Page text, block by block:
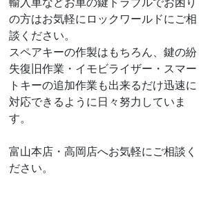
の方はお気軽にロックワールドにご相
談ください。
スペアキーの作製はもちろん、鍵の紛
失復旧作業・イモビライザー・スマー
トキーの追加作業も出来るだけ迅速に
対応できるように日々努力していま
す。
富山本店・高岡店へお気軽にご相談く
ださい。